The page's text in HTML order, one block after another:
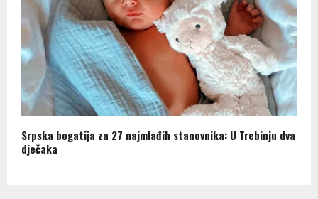
Srpska bogatija za 27 najmlađih stanovnika: U Trebinju dva
dječaka